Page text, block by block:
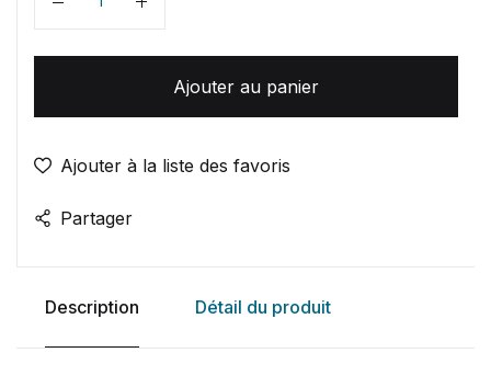
Quantité
Ajouter au panier
Ajouter à la liste des favoris
Partager
Description Détail du produit